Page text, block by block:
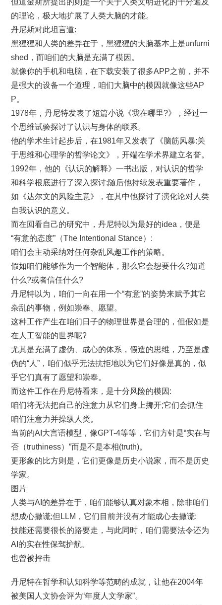
但道金斯所提出的则是一个关于人类文明进化的十分遍及
的理论，极大地扩展了人类大脑的才能。
丹尼斯对此坦言道:
黑猩猩和人类的差异在于，黑猩猩的大脑基本上是unfurni
shed，而咱们的大脑是充满了模因。
就像你的手机和电脑，在下载安装了很多APP之前，并不
是强大的设备一个道理，咱们大脑中的模因就像这些AP
P。
1978年，丹尼特发表了短篇小说《我在哪里?》，经过一
个思维试验探讨了认识与身体的联系。
他的学术生计起步后，在1981年又发表了《脑筋风暴:关
于思维和心理学的哲学论文》，开端在学术界建立名誉。
1992年，他的《认识的解释》一书出版，对认识的哲学
和科学根底进行了深入探讨;随后他持续发表重要著作，
如《达尔文的风险主意》，在其中他探讨了演化论对人类
自我认识的意义。
而在回看自己的研究中，丹尼特以为最好的idea，便是
“有意的态度”（The Intentional Stance）:
咱们会主动采纳对任何杂乱风趣工作的策略。
假如咱们能够作为一个智能体，那么它会想要什么?知道
什么?或者信任什么?
丹尼特以为，咱们一向在用一个“有意”的姿势来赋予其它
杂乱的事物，例如崇奉、愿望。
这种工作产生在咱们日子的物理世界是合理的，但假如是
在人工智能的世界呢?
尤其是充满了虚伪、成心的体系，假造的思维，乃至是虚
伪的“人”，咱们似乎无法抗拒地以为它们好像是真的，似
乎它们真有了愿望和崇奉。
而这件工作在丹尼特看来，是十分风险的模因:
咱们将无法把自己的注意力从它们身上挪开;它们会抓住
咱们注意力并操纵人类。
当前的AI大言语模型，像GPT-4等等，它们方针是“实在与
否（truthiness）”而是不是本相(truth)。
更形象的比方则是，它们更像是历史小说家，而不是历史
学家。
图片
人类与AI的差异在于，咱们能够认真对象本相，除非咱们
想成心撒谎;但LLM，它们目前并没有才能成心去撒谎:
技能还需要很长的路要走，与此同时，咱们需要法令还为
AI的实在性保驾护航。
也曾被抨击
丹尼特在哲学和认知科学等范畴的成就，让他在2004年
被美国人文协会评为“年度人文学家”。